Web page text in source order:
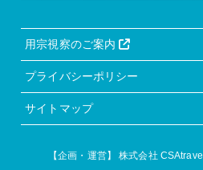
用宗視察のご案内
プライバシーポリシー
サイトマップ
【企画・運営】株式会社 CSAtravel